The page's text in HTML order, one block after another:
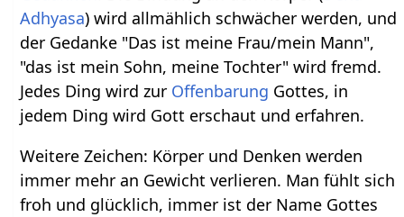
Adhyasa) wird allmählich schwächer werden, und
der Gedanke "Das ist meine Frau/mein Mann",
"das ist mein Sohn, meine Tochter" wird fremd.
Jedes Ding wird zur Offenbarung Gottes, in
jedem Ding wird Gott erschaut und erfahren.
Weitere Zeichen: Körper und Denken werden
immer mehr an Gewicht verlieren. Man fühlt sich
froh und glücklich, immer ist der Name Gottes